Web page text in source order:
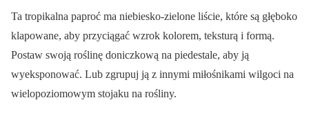
Ta tropikalna paproć ma niebiesko-zielone liście, które są głęboko
klapowane, aby przyciągać wzrok kolorem, teksturą i formą.
Postaw swoją roślinę doniczkową na piedestale, aby ją
wyeksponować. Lub zgrupuj ją z innymi miłośnikami wilgoci na
wielopoziomowym stojaku na rośliny.